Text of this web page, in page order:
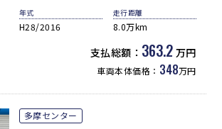
BOSE Bｶﾒﾗ&PAS ｸﾙｺﾝ&LDW
LEDﾍｯﾄﾞﾗｲﾄ(PDLSﾌﾟﾗｽ付) ｽﾎﾟｰﾂ
ｴｸﾞｿﾞｰｽﾄ PASM 赤ｷｬﾘﾊﾟｰ 純正
20AW(ﾌﾞﾗｯｸ) 禁煙
年式
H28/2016
走行距離
8.0万km
支払総額： 363.2 万円
車両本体価格： 348万円
多摩センター